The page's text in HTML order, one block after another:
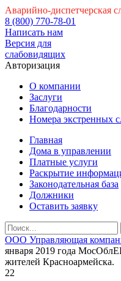
Аварийно-диспетчерская
8 (800) 770-78-01
Написать нам
Версия для
слабовидящих
Авторизация
О компании
Заслуги
Благодарности
Номера экстренных
Главная
Дома в управлении
Платные услуги
Раскрытие
Законодательная база
Должники
Оставить заявку
ООО Управляющая
января 2019 года
жителей Красноармейска.
22